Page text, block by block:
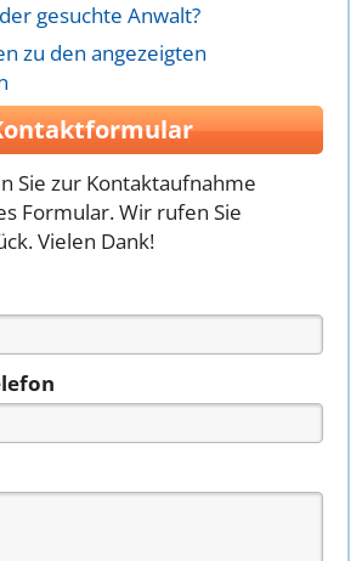
gesuchte Anwalt?
zu den angezeigten
Sie zur Kontaktaufnahme
Formular. Wir rufen Sie
Vielen Dank!